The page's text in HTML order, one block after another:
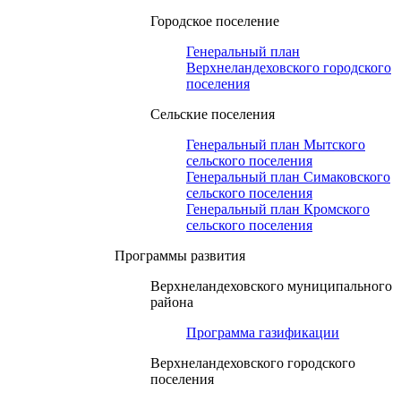
Городское поселение
Генеральный план
Верхнеландеховского городского
поселения
Сельские поселения
Генеральный план Мытского
сельского поселения
Генеральный план Симаковского
сельского поселения
Генеральный план Кромского
сельского поселения
Программы развития
Верхнеландеховского муниципального
района
Программа газификации
Верхнеландеховского городского
поселения